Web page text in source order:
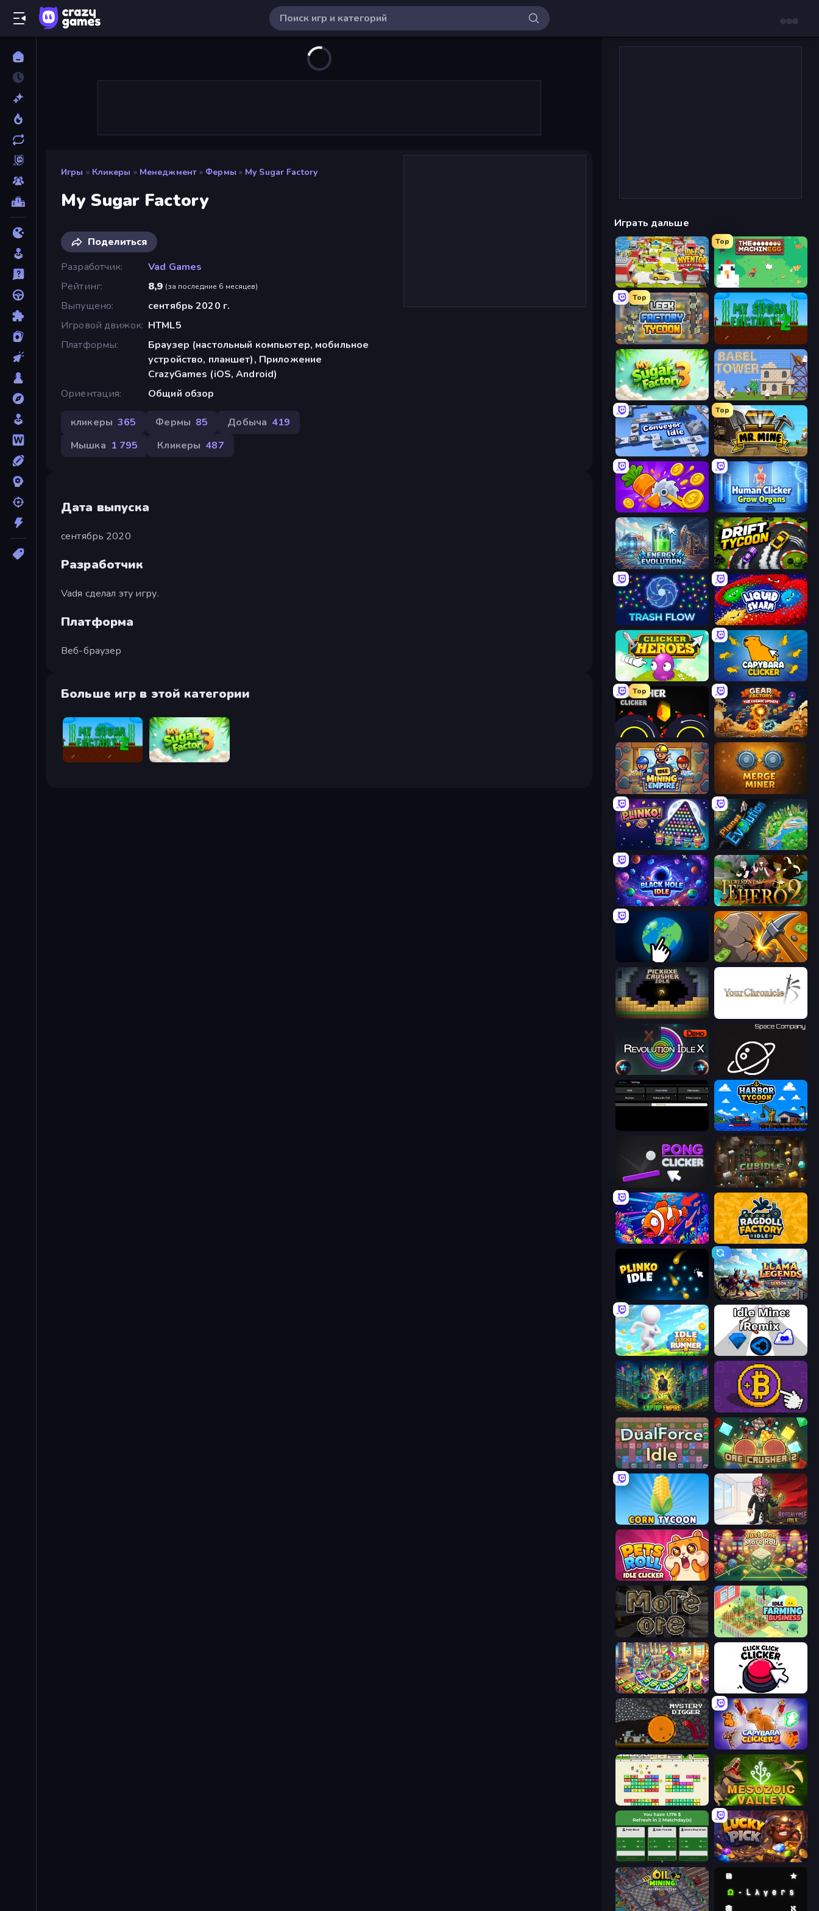
Игры » Кликеры » Менеджмент » Фермы » My Sugar Factory
My Sugar Factory
Поделиться
Разработчик
Vad Games
Рейтинг
8,9 (за последние 6 месяцев)
Выпущено
сентябрь 2020 г.
Игровой движок HTML5
Платформы
Браузер (настольный компьютер, мобильное
устройство, планшет), Приложение
CrazyGames (iOS, Android)
Ориентация
Общий обзор
кликеры 365 Фермы 85 Добыча 419
Мышка 1 795 Кликеры 487
Дата выпуска
сентябрь 2020
Разработчик
Vadя сделал эту игру.
Платформа
Веб-браузер
Больше игр в этой категории
My Sugar Factory 2 My Sugar Factory 3
Играть дальше
Idle Inventor
Top
The MachinEGG
Top
Leek Factory Tycoon My Sugar Factory 2
My Sugar Factory 3 Babel Tower
Conveyor Idle
Top
Mr. Mine
Farm Ring Idle Human Clicker: Grow Organs
Energy Evolution Drift Tycoon
Trash Flow Liquid Swarm
Clicker Heroes Capybara Clicker
Top
Crusher Clicker Gear Factory
Idle Mining Empire Merge Miner
PLINKO! Planet Evolution: Idle Clicker
Black Hole Idle Incremental Epic Hero 2
Planet Clicker 2 Mine Clicker
Pickaxe Crusher Idle
Revolution Idle X Space Company
Harbor Tycoon
Pong Clicker Cubidle
Fish Catch Idle Ragdoll Factory Idle
Plinko Idle Llama Legends
Idle Clicker Runner Idle Mine: Remix
Laptop Empire Money Maker
DualForce Idle OreCrusher 2
Corn Tycoon Rotcalypse: Idle Incremental
Pets Roll: Idle Clicker Just One More Roll
More Ore Idle Farming Business
Money Factory: Tycoon Idle Game Click Click Clicker
Mystery Digger Capybara Clicker 2
Idle Breakout Cell to Singularity: Mesozoic Valley
Idle Soccer Manager Lucky Pick